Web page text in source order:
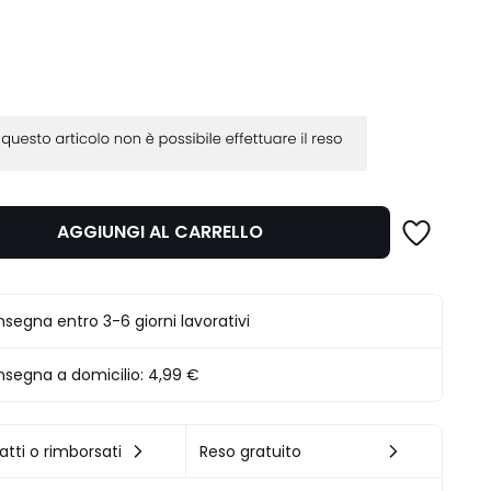
AGGIUNGI AL CARRELLO
entro 3-6 giorni lavorativi
a domicilio: 4,99 €
o rimborsati Reso gratuito